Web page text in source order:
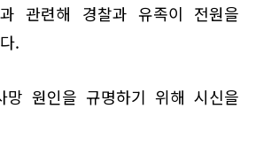
관련해 경찰과 유족이 전원을
.
원인을 규명하기 위해 시신을